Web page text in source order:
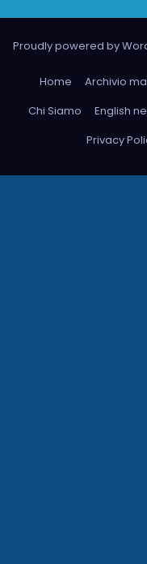
Proudly powered by
Home Archivio
Chi Siamo
English
Privacy